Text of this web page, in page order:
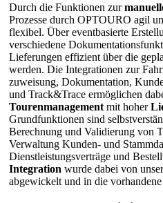
Durch die Funktionen zur
Prozesse durch OPTOURO agil
flexibel. Über eventbasierte
verschiedene
Lieferungen effizient über die
werden. Die Integrationen zur
zuweisung, Dokumentation,
und Track&Trace ermöglichen
Tourenmanagement mit hoher
Grundfunktionen sind
Berechnung und Validierung von
Verwaltung Kunden- und
Dienstleistungsverträge und
Integration wurde dabei von
abgewickelt und in die